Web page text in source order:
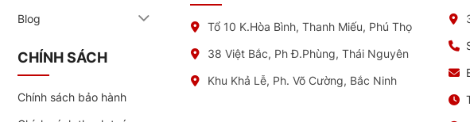
xe để tránh rung lắc khi chạy) chính xác: Sử dụng máy cân bằng động Hunter với sai
thử xe sau khi lắp lốp.
Blog
CHÍNH SÁCH
Chính sách bảo hành
Tổ 10 K.Hòa Bình, Thanh Miếu, Phú Thọ
38 Việt Bắc, Ph Đ.Phùng, Thái Nguyên
Khu Khả Lễ, Ph. Võ Cường, Bắc Ninh